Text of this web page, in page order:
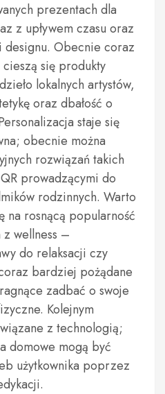
prezentach dla
z upływem czasu oraz
Obecnie coraz
się produkty
lokalnych artystów,
oraz dbałość o
staje się
obecnie można
rozwiązań takich
prowadzącymi do
rodzinnych. Warto
na rosnącą popularność
wellness –
do relaksacji czy
bardziej pożądane
zadbać o swoje
Kolejnym
z technologią;
domowe mogą być
użytkownika poprzez